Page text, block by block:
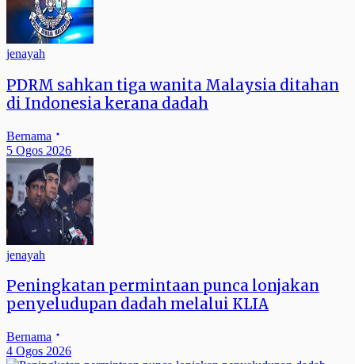
jenayah
PDRM sahkan tiga wanita Malaysia ditahan
di Indonesia kerana dadah
Bernama
5 Ogos 2026
jenayah
Peningkatan permintaan punca lonjakan
penyeludupan dadah melalui KLIA
Bernama
4 Ogos 2026